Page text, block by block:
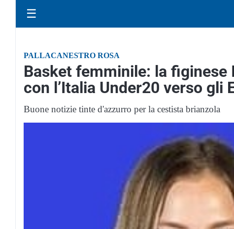
☰
PALLACANESTRO ROSA
Basket femminile: la
con l’Italia Under20 verso gli
Buone notizie tinte d'azzurro per la cestista brianzola